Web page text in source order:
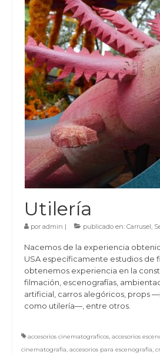
(55) 6909-
Utilería
por admin | publicado en: Carrusel,
Nacemos de la experiencia
USA específicamente estudios de
obtenemos experiencia en la
filmación, escenografías,
artificial, carros alegóricos, props
como utilería—, entre otros.
accesorios cinematograficos, accesorios
cinematografia, accesorios para escenografia,